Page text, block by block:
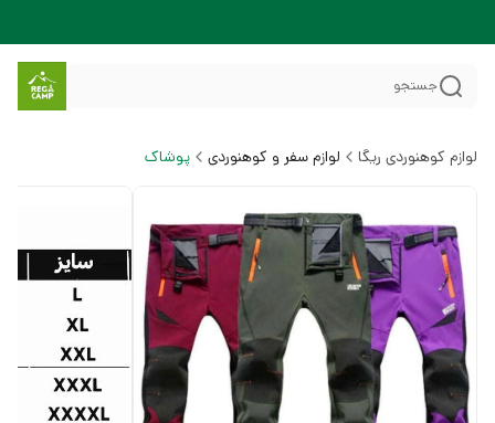
جستجو
لوازم کوهنوردی ریگا لوازم سفر و کوهنوردی پوشاک